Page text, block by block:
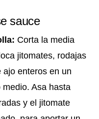
sauce
Corta la media
jitomates, rodajas
enteros en un
Asa hasta
y el jitomate